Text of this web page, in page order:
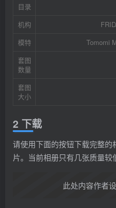
目录
机构
模特
Tomomi
套图
数量
套图
大小
2 下载
请使用下面的按钮下载完整
片。当前相册只有几张质量较
此处内容作者